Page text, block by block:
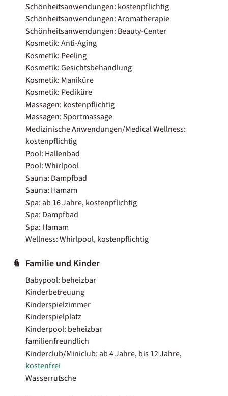
Schönheitsanwendungen: kostenpflichtig
Schönheitsanwendungen: Aromatherapie
Schönheitsanwendungen: Beauty-Center
Kosmetik: Anti-Aging
Kosmetik: Peeling
Kosmetik: Gesichtsbehandlung
Kosmetik: Maniküre
Kosmetik: Pediküre
Massagen: kostenpflichtig
Massagen: Sportmassage
Medizinische Anwendungen/Medical Wellness:
kostenpflichtig
Pool: Hallenbad
Pool: Whirlpool
Sauna: Dampfbad
Sauna: Hamam
Spa: ab 16 Jahre, kostenpflichtig
Spa: Dampfbad
Spa: Hamam
Wellness: Whirlpool, kostenpflichtig
Familie und Kinder
Babypool: beheizbar
Kinderbetreuung
Kinderspielzimmer
Kinderspielplatz
Kinderpool: beheizbar
familienfreundlich
Kinderclub/Miniclub: ab 4 Jahre, bis 12 Jahre,
kostenfrei
Wasserrutsche